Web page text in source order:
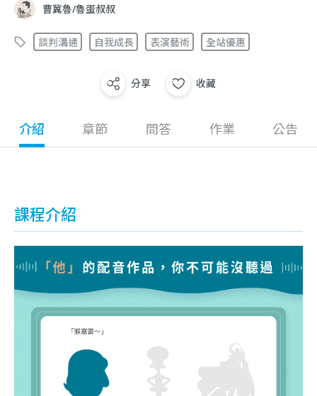
曹冀魯/魯蛋叔叔
談判溝通 自我成長 表演藝術 全站優惠
分享 收藏
介紹 章節 問答 作業 公告
課程介紹